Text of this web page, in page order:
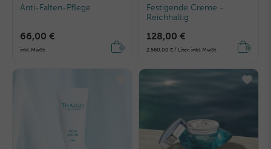
Anti-Falten-Pflege
66,00 €
inkl. MwSt.
Festigende Creme -
Reichhaltig
128,00 €
2.560,00 € / Liter, inkl. MwSt.